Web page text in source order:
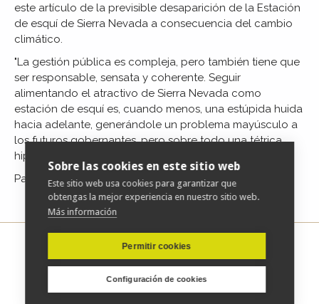
este artículo de la previsible desaparición de la Estación
de esquí de Sierra Nevada a consecuencia del cambio
climático.
"La gestión pública es compleja, pero también tiene que
ser responsable, sensata y coherente. Seguir
alimentando el atractivo de Sierra Nevada como
estación de esquí es, cuando menos, una estúpida huida
hacia adelante, generándole un problema mayúsculo a
los futurosgobernantes, pero sobre todo una tétrica
hipoteca a Andalucía. "
Para acceder al artículo completopulse aquí
Sobre las cookies en este sitio web
Este sitio web usa cookies para garantizar que
obtengas la mejor experiencia en nuestro sitio web.
Más información
Permitir cookies
Configuración de cookies